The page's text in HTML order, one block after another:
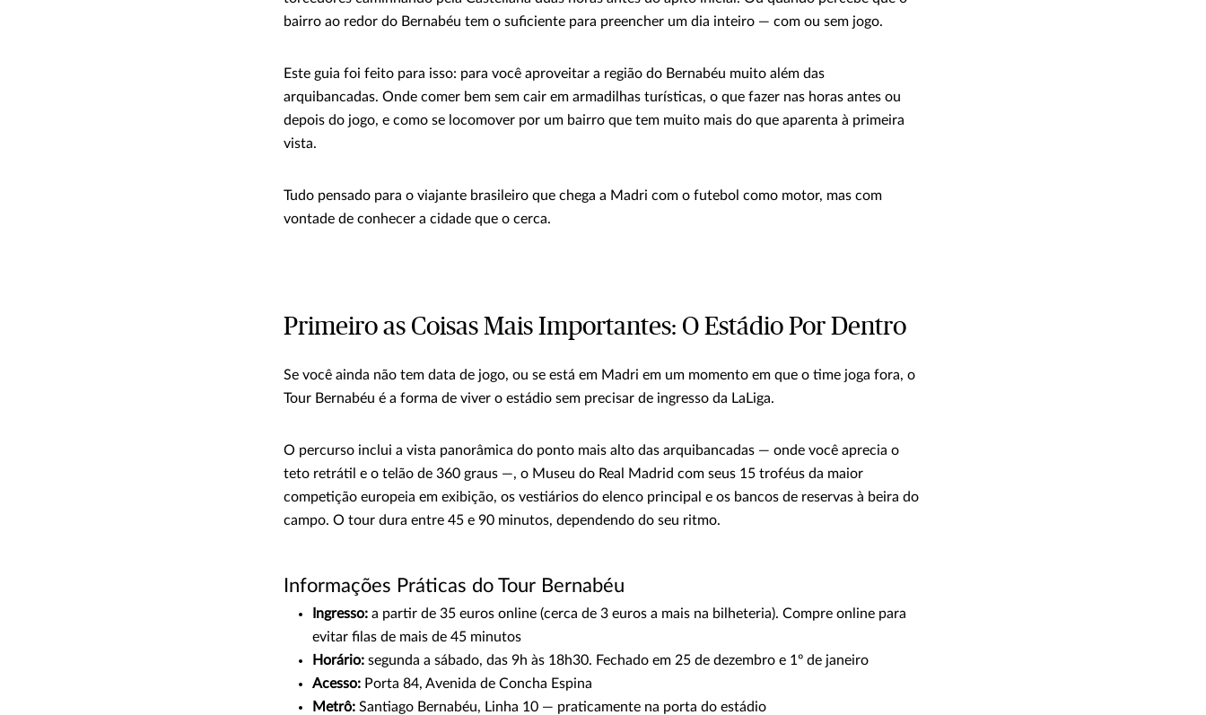
bairro ao redor do Bernabéu tem o suficiente para preencher um dia inteiro — com ou sem jogo.
Este guia foi feito para isso: para você aproveitar a região do Bernabéu muito além das
arquibancadas. Onde comer bem sem cair em armadilhas turísticas, o que fazer nas horas antes ou
depois do jogo, e como se locomover por um bairro que tem muito mais do que aparenta à primeira
vista.
Tudo pensado para o viajante brasileiro que chega a Madri com o futebol como motor, mas com
vontade de conhecer a cidade que o cerca.
Primeiro as Coisas Mais Importantes: O Estádio Por Dentro
Se você ainda não tem data de jogo, ou se está em Madri em um momento em que o time joga fora, o
Tour Bernabéu é a forma de viver o estádio sem precisar de ingresso da LaLiga.
O percurso inclui a vista panorâmica do ponto mais alto das arquibancadas — onde você aprecia o
teto retrátil e o telão de 360 graus —, o Museu do Real Madrid com seus 15 troféus da maior
competição europeia em exibição, os vestiários do elenco principal e os bancos de reservas à beira do
campo. O tour dura entre 45 e 90 minutos, dependendo do seu ritmo.
Informações Práticas do Tour Bernabéu
Ingresso: a partir de 35 euros online (cerca de 3 euros a mais na bilheteria). Compre online para
evitar filas de mais de 45 minutos
Horário: segunda a sábado, das 9h às 18h30. Fechado em 25 de dezembro e 1º de janeiro
Acesso: Porta 84, Avenida de Concha Espina
Metrô: Santiago Bernabéu, Linha 10 — praticamente na porta do estádio